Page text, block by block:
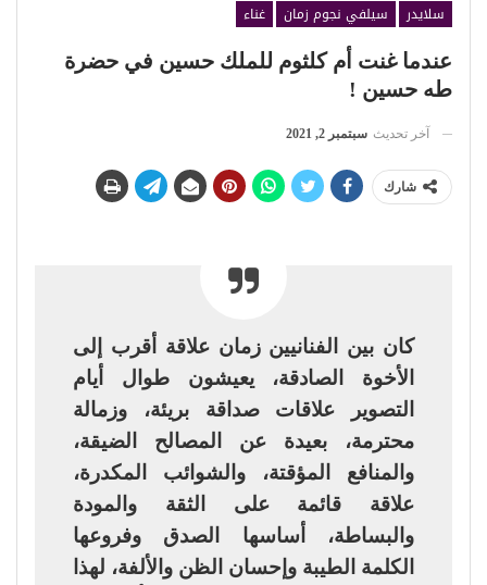
سلايدر سيلفي نجوم زمان
غناء
عندما غنت أم كلثوم للملك حسين في حضرة
طه حسين !
آخر تحديث سبتمبر 2, 2021
شارك
كان بين الفنانيين زمان علاقة أقرب إلى
الأخوة الصادقة، يعيشون طوال أيام
التصوير علاقات صداقة بريئة، وزمالة
محترمة، بعيدة عن المصالح الضيقة،
والمنافع المؤقتة، والشوائب المكدرة،
علاقة قائمة على الثقة والمودة
والبساطة، أساسها الصدق وفروعها
الكلمة الطيبة وإحسان الظن والألفة، لهذا